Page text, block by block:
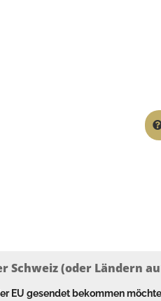
Schweiz (oder Ländern
EU gesendet bekommen